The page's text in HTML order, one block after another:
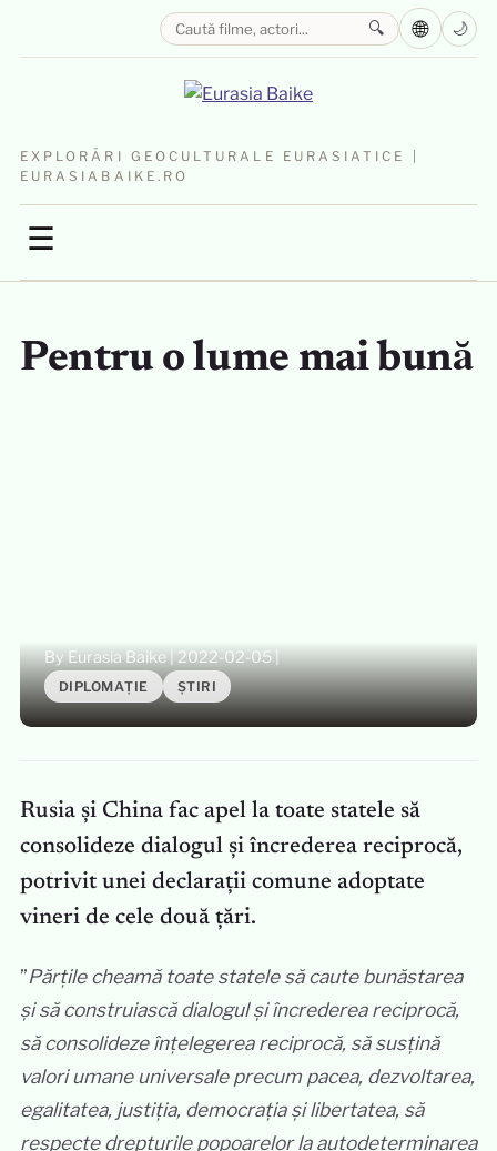
EXPLORĂRI GEOCULTURALE EURASIATICE |
EURASIABAIKE.RO
☰
🔍 🌐 🌙
Pentru o lume mai bună
By Eurasia Baike|2022-02-05|
DIPLOMAȚIE ȘTIRI
Rusia și China fac apel la toate statele să
consolideze dialogul și încrederea reciprocă,
potrivit unei declarații comune adoptate
vineri de cele două țări.
”Părțile cheamă toate statele să caute bunăstarea
și să construiască dialogul și încrederea reciprocă,
să consolideze înțelegerea reciprocă, să susțină
valori umane universale precum pacea, dezvoltarea,
egalitatea, justiția, democrația și libertatea, să
respecte drepturile popoarelor la autodeterminarea